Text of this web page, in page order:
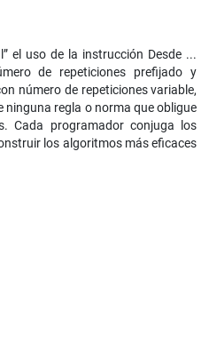
el uso de la instrucción Desde ...
de repeticiones prefijado y
número de repeticiones variable,
ninguna regla o norma que obligue
Cada programador conjuga los
los algoritmos más eficaces